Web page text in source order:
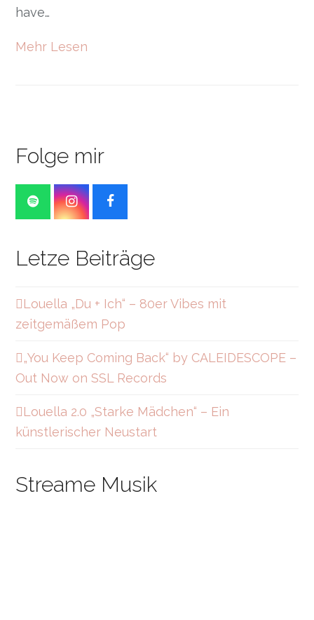
have…
Mehr Lesen
Folge mir
S
p
i
I
n
a
a
m
F
a
b
k
Letze Beiträge
Louella „Du + Ich“ – 80er Vibes mit
zeitgemäßem Pop
„You Keep Coming Back“ by CALEIDESCOPE –
Out Now on SSL Records
Louella 2.0 „Starke Mädchen“ – Ein
künstlerischer Neustart
Streame Musik